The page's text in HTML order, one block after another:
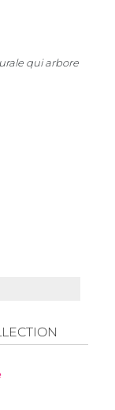
qui arbore